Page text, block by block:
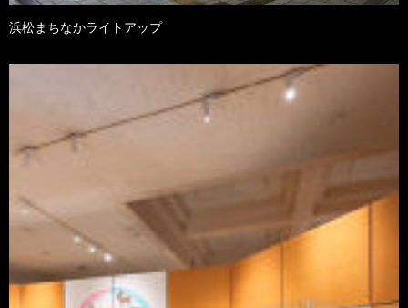
浜松まちなかライトアップ